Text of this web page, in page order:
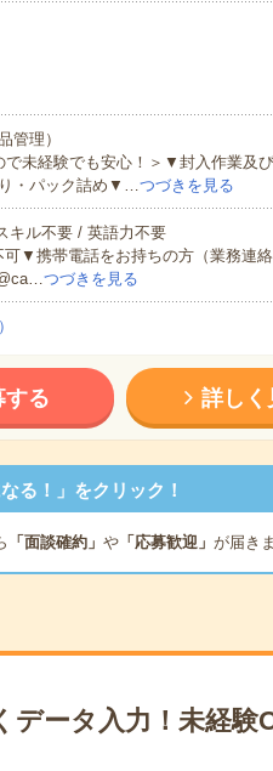
管理）
で未経験でも安心！＞▼封入作業及
・パック詰め▼…つづきを見る
キル不要 / 英語力不要
▼携帯電話をお持ちの方（業務連
つづきを見る
する 詳しく
る！」をクリック！
「面談確約」 や「応募歓迎」 が届き
データ入力！未経験